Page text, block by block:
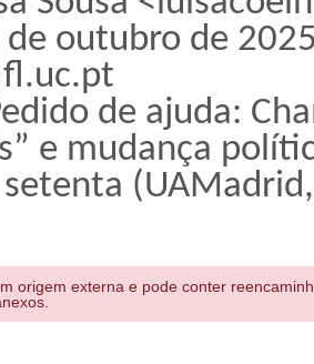
de outubro de
de ajuda:
e mudança
setenta
origem externa e pode conter